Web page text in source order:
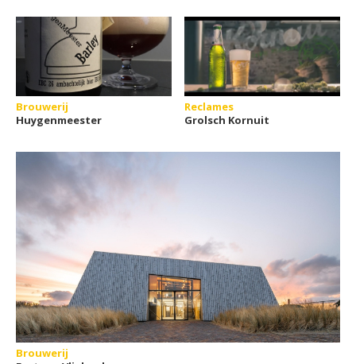
Brouwerij
Huygenmeester
Reclames
Grolsch Kornuit
Brouwerij